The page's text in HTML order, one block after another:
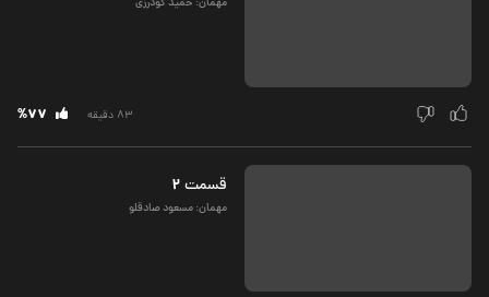
83 دقیقه %77
قسمت‌2
مهمان: مسعود صادقلو